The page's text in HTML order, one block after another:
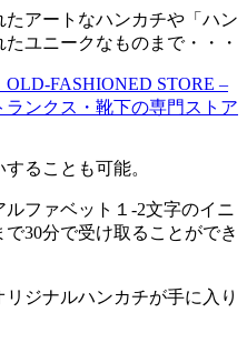
アートなハンカチや「ハン
ユニークなものまで・・・
FASHIONED STORE –
ンクス・靴下の専門ストア
ることも可能。
ファベット１-2文字のイニ
30分で受け取ることができ
ジナルハンカチが手に入り